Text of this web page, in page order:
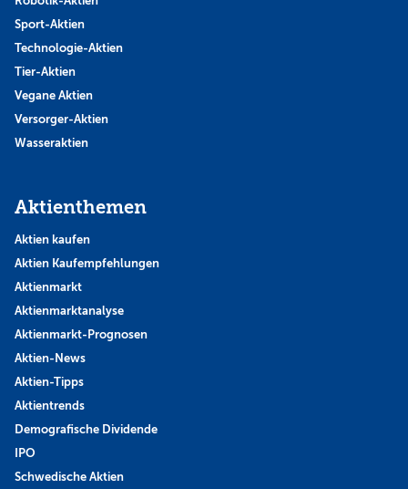
Sport-Aktien
Technologie-Aktien
Tier-Aktien
Vegane Aktien
Versorger-Aktien
Wasseraktien
Aktienthemen
Aktien kaufen
Aktien Kaufempfehlungen
Aktienmarkt
Aktienmarktanalyse
Aktienmarkt-Prognosen
Aktien-News
Aktien-Tipps
Aktientrends
Demografische Dividende
IPO
Schwedische Aktien